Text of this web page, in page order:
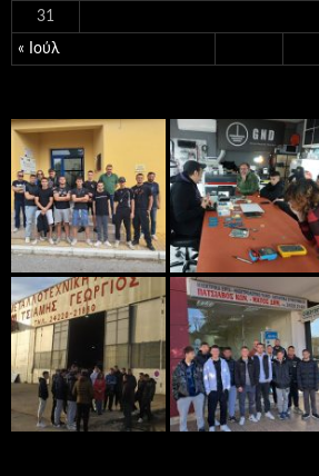
« Ιούλ
31